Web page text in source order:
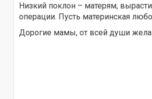
Низкий поклон – матерям,
операции. Пусть материнская
Дорогие мамы, от всей души